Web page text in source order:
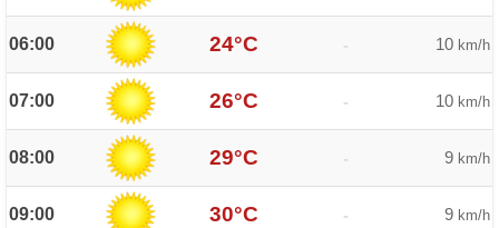
06:00 24°C - 10 km/h
07:00 26°C - 10 km/h
08:00 29°C - 9 km/h
09:00 30°C - 9 km/h